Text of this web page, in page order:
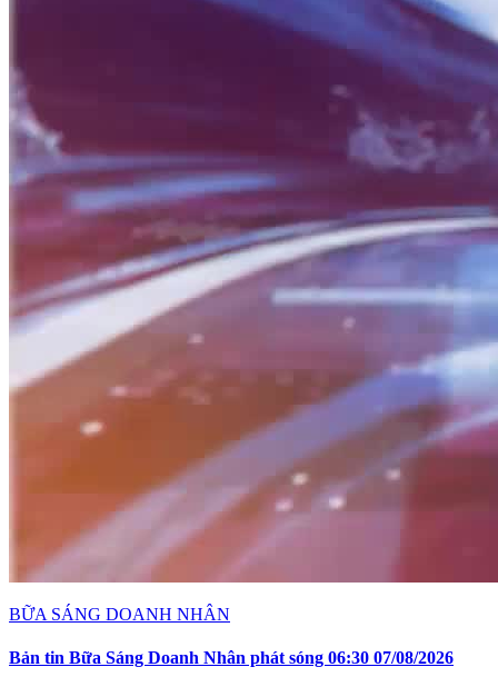
BỮA SÁNG DOANH NHÂN
Bản tin Bữa Sáng Doanh Nhân phát sóng 06:30 07/08/2026